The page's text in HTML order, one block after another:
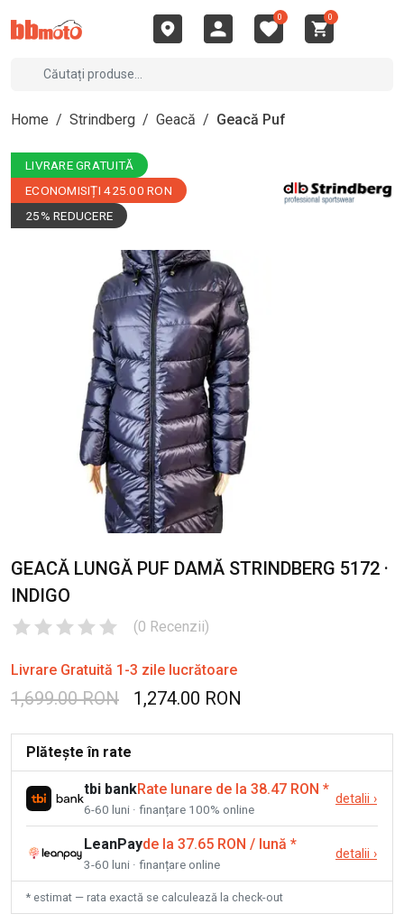
0 0
Home / Strindberg / Geacă / Geacă Puf
LIVRARE GRATUITĂ
ECONOMISIȚI 425.00 RON
25% REDUCERE
GEACĂ LUNGĂ PUF DAMĂ STRINDBERG 5172 ·
INDIGO
(0 Recenzii)
Livrare Gratuită 1-3 zile lucrătoare
1,699.00 RON 1,274.00 RON
Plătește în rate
tbi bankRate lunare de la 38.47 RON *
6-60 luni · finanțare 100% online
detalii ›
LeanPayde la 37.65 RON / lună *
3-60 luni · finanțare online
detalii ›
* estimat — rata exactă se calculează la check-out